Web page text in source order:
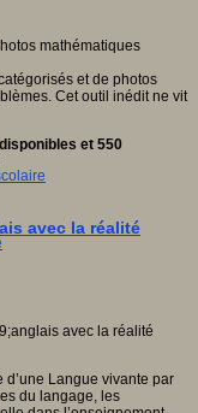
et de photos
Cet outil inédit ne vit
et 550
avec la réalité
Langue vivante par
du langage, les